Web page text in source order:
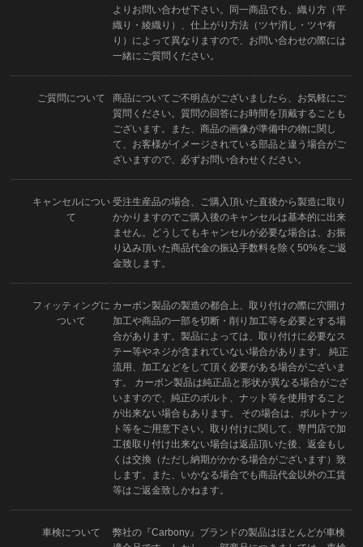
よりお問い合わせ下さい。同一商品でも、織り方（平
織り・綾織り）、仕上がり方法（ツヤ消し・ツヤ有
り）によって異なりますので、お問い合わせの際には
一緒にご質問ください。
ご質問について
商品についてご不明点がございましたら、お気軽にご
質問ください。質問の回答にお時間を頂戴することも
ございます。また、商品の画像が準備中の物に関し
て、お客様がイメージされている部品と違う場合がご
ざいますので、必ずお問い合わせください。
キャンセルについ
て
受注生産品の場合、ご購入頂いた直後から製造に取り
かかりますのでご購入後のキャンセルは基本的に出来
ません。どうしてもキャンセルが必要な場合は、お振
り込み頂いた商品代金の振込手数料を除く50%をご返
金致します。
フィッティングに
ついて
カーボン製品の製造の都合上、取り付けの際に穴開け
加工や商品の一部を切断・削り加工等を必要とする場
合があります。製品によっては、取り付けに必要なス
テー等やネジが含まれていない場合があります。 純正
流用、加工などをして頂く必要がある場合がございま
す。 カーボン製品は純正品と形状が異なる場合がござ
いますので、純正のボルト、ナット等を使用すること
が出来ない場合もあります。 その場合は、ボルトナッ
ト等をご用意下さい。取り付けに関して、専門店で加
工後取り付け出来ない場合は返品頂いた後、返金もし
くは交換（ただし納期がかかる場合がございます）致
します。また、いかなる場合でも商品代金以外の工賃
等はご返金致しかねます。
車検について
弊社の『Carbony』ブランドの製品はほとんどが車検